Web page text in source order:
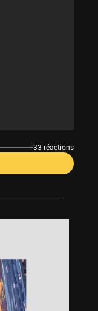
33 réactions